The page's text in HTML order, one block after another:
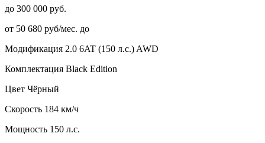
до 300 000 руб.
от 50 680 руб/мес. до
Модификация 2.0 6AT (150 л.с.) AWD
Комплектация Black Edition
Цвет Чёрный
Скорость 184 км/ч
Мощность 150 л.с.